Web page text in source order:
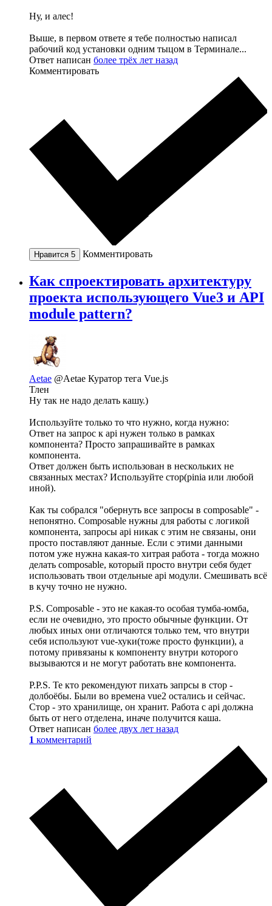
Ну, и алес!
Выше, в первом ответе я тебе полностью написал
рабочий код установки одним тыцом в Терминале...
Ответ написан более трёх лет назад
Комментировать
Нравится 5 Комментировать
Как спроектировать архитектуру
проекта использующего Vue3 и API
module pattern?
Aetae @Aetae Куратор тега Vue.js
Тлен
Ну так не надо делать кашу.)
Используйте только то что нужно, когда нужно:
Ответ на запрос к api нужен только в рамках
компонента? Просто запрашивайте в рамках
компонента.
Ответ должен быть использован в нескольких не
связанных местах? Используйте стор(pinia или любой
иной).
Как ты собрался "обернуть все запросы в composable" -
непонятно. Composable нужны для работы с логикой
компонента, запросы api никак с этим не связаны, они
просто поставляют данные. Если с этими данными
потом уже нужна какая-то хитрая работа - тогда можно
делать composable, который просто внутри себя будет
использовать твои отдельные api модули. Смешивать всё
в кучу точно не нужно.
P.S. Composable - это не какая-то особая тумба-юмба,
если не очевидно, это просто обычные функции. От
любых иных они отличаются только тем, что внутри
себя используют vue-хуки(тоже просто функции), а
потому привязаны к компоненту внутри которого
вызываются и не могут работать вне компонента.
P.P.S. Те кто рекомендуют пихать запрсы в стор -
долбоёбы. Были во времена vue2 остались и сейчас.
Стор - это хранилище, он хранит. Работа с api должна
быть от него отделена, иначе получится каша.
Ответ написан более двух лет назад
1 комментарий